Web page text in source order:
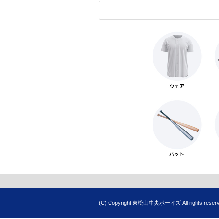
(C) Copyright 東松山中央ボーイズ All rights